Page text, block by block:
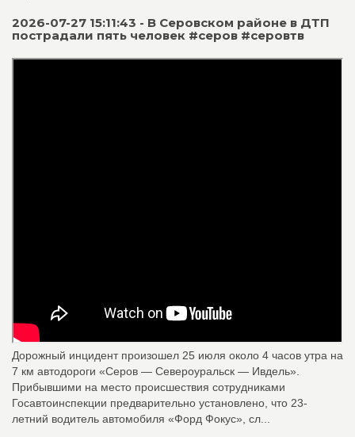
2026-07-27 15:11:43 - В Серовском районе в ДТП
пострадали пять человек #серов #серовтв
Дорожный инцидент произошел 25 июля около 4 часов утра на
7 км автодороги «Серов — Североуральск — Ивдель».
Прибывшими на место происшествия сотрудниками
Госавтоинспекции предварительно установлено, что 23-
летний водитель автомобиля «Форд Фокус», сл...